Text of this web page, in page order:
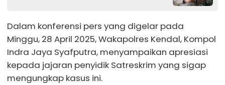
Dalam konferensi pers yang digelar pada
Minggu, 28 April 2025, Wakapolres Kendal, Kompol
Indra Jaya Syafputra, menyampaikan apresiasi
kepada jajaran penyidik Satreskrim yang sigap
mengungkap kasus ini.